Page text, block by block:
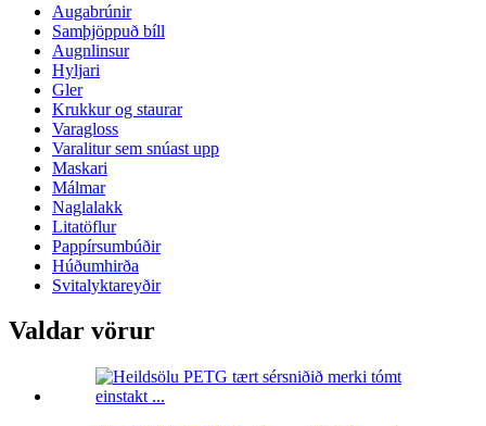
Augabrúnir
Samþjöppuð bíll
Augnlinsur
Hyljari
Gler
Krukkur og staurar
Varagloss
Varalitur sem snúast upp
Maskari
Málmar
Naglalakk
Litatöflur
Pappírsumbúðir
Húðumhirða
Svitalyktareyðir
Valdar vörur